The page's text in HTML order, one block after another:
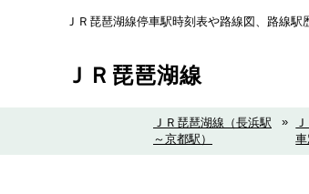
ＪＲ琵琶湖線停車駅時刻表や路線図、路線
ＪＲ琵琶湖線
ＪＲ琵琶湖線（長浜駅
～京都駅）
»